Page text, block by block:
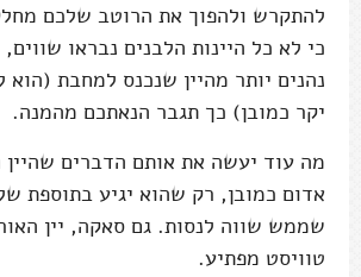
להתקרש ולהפוך את הרוטב שלכם
כי לא כל היינות הלבנים נבראו
נהנים יותר מהיין שנכנס למחבת (הוא
יקר כמובן) כך תגבר הנאתכם מהמנה.
מה עוד יעשה את אותם הדברים שהיין
אדום כמובן, רק שהוא יגיע בתוספת
שממש שווה לנסות. גם סאקה, יין
טוויסט מפתיע.